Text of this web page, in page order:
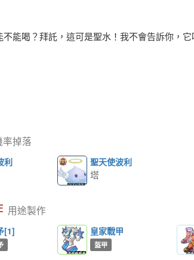
能喝？拜託，這可是聖水！我不會告訴你，
率掉落
利 聖天使波利
塔
用途製作
[1] 皇家戰甲
盔甲